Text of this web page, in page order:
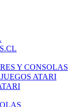
Y CONSOLAS
ATARI